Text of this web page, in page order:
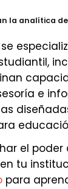
la analítica
e
el
tu
para